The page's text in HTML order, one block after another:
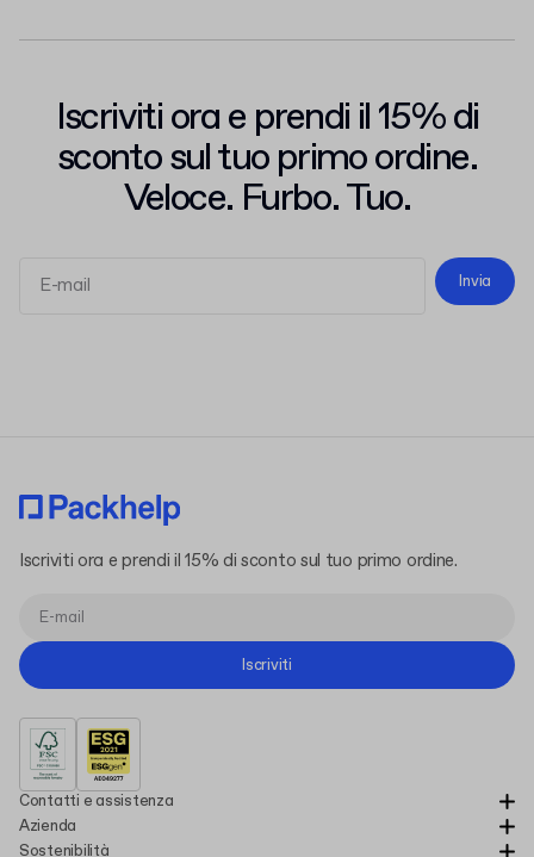
Iscriviti ora e prendi il 15% di
sconto sul tuo primo ordine.
Veloce. Furbo. Tuo.
Invia
Contatti e assistenza
Azienda
Sostenibilità
Iscriviti ora e prendi il 15% di sconto sul tuo primo ordine.
Iscriviti